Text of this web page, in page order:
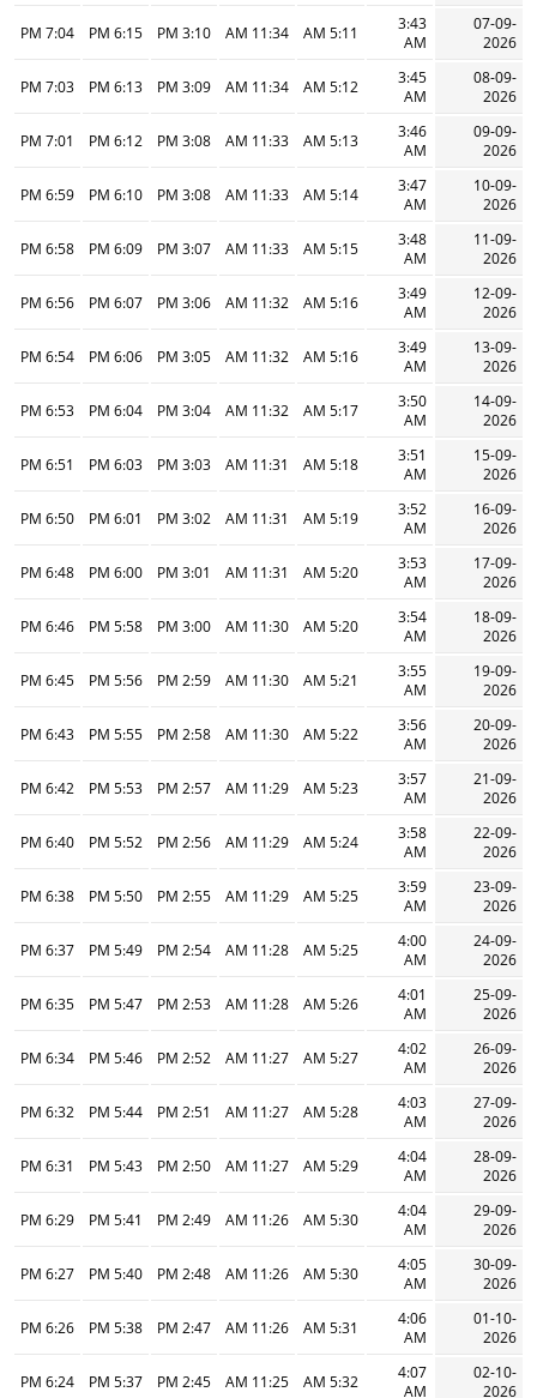
07-09-
2026
3:43
AM
5:11 AM
11:34 AM
3:10 PM
6:15 PM
7:04 PM
08-09-
2026
3:45
AM
5:12 AM
11:34 AM
3:09 PM
6:13 PM
7:03 PM
09-09-
2026
3:46
AM
5:13 AM
11:33 AM
3:08 PM
6:12 PM
7:01 PM
10-09-
2026
3:47
AM
5:14 AM
11:33 AM
3:08 PM
6:10 PM
6:59 PM
11-09-
2026
3:48
AM
5:15 AM
11:33 AM
3:07 PM
6:09 PM
6:58 PM
12-09-
2026
3:49
AM
5:16 AM
11:32 AM
3:06 PM
6:07 PM
6:56 PM
13-09-
2026
3:49
AM
5:16 AM
11:32 AM
3:05 PM
6:06 PM
6:54 PM
14-09-
2026
3:50
AM
5:17 AM
11:32 AM
3:04 PM
6:04 PM
6:53 PM
15-09-
2026
3:51
AM
5:18 AM
11:31 AM
3:03 PM
6:03 PM
6:51 PM
16-09-
2026
3:52
AM
5:19 AM
11:31 AM
3:02 PM
6:01 PM
6:50 PM
17-09-
2026
3:53
AM
5:20 AM
11:31 AM
3:01 PM
6:00 PM
6:48 PM
18-09-
2026
3:54
AM
5:20 AM
11:30 AM
3:00 PM
5:58 PM
6:46 PM
19-09-
2026
3:55
AM
5:21 AM
11:30 AM
2:59 PM
5:56 PM
6:45 PM
20-09-
2026
3:56
AM
5:22 AM
11:30 AM
2:58 PM
5:55 PM
6:43 PM
21-09-
2026
3:57
AM
5:23 AM
11:29 AM
2:57 PM
5:53 PM
6:42 PM
22-09-
2026
3:58
AM
5:24 AM
11:29 AM
2:56 PM
5:52 PM
6:40 PM
23-09-
2026
3:59
AM
5:25 AM
11:29 AM
2:55 PM
5:50 PM
6:38 PM
24-09-
2026
4:00
AM
5:25 AM
11:28 AM
2:54 PM
5:49 PM
6:37 PM
25-09-
2026
4:01
AM
5:26 AM
11:28 AM
2:53 PM
5:47 PM
6:35 PM
26-09-
2026
4:02
AM
5:27 AM
11:27 AM
2:52 PM
5:46 PM
6:34 PM
27-09-
2026
4:03
AM
5:28 AM
11:27 AM
2:51 PM
5:44 PM
6:32 PM
28-09-
2026
4:04
AM
5:29 AM
11:27 AM
2:50 PM
5:43 PM
6:31 PM
29-09-
2026
4:04
AM
5:30 AM
11:26 AM
2:49 PM
5:41 PM
6:29 PM
30-09-
2026
4:05
AM
5:30 AM
11:26 AM
2:48 PM
5:40 PM
6:27 PM
01-10-
2026
4:06
AM
5:31 AM
11:26 AM
2:47 PM
5:38 PM
6:26 PM
02-10-
2026
4:07
AM
5:32 AM
11:25 AM
2:45 PM
5:37 PM
6:24 PM